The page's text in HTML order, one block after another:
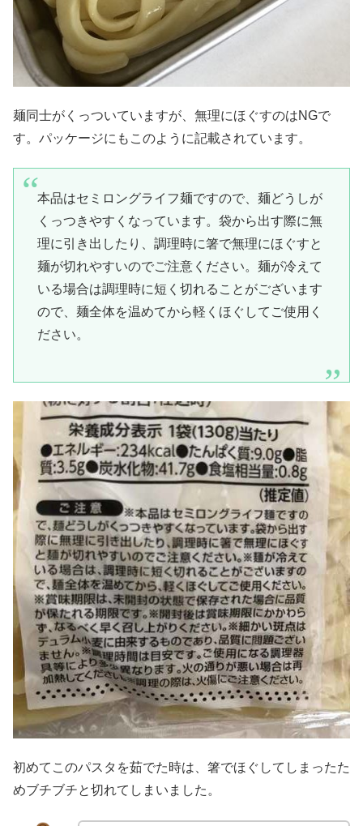
麺同士がくっついていますが、無理にほぐすのはNGで
す。パッケージにもこのように記載されています。
本品はセミロングライフ麺ですので、麺どうしが
くっつきやすくなっています。袋から出す際に無
理に引き出したり、調理時に箸で無理にほぐすと
麺が切れやすいのでご注意ください。麺が冷えて
いる場合は調理時に短く切れることがございます
ので、麺全体を温めてから軽くほぐしてご使用く
ださい。
初めてこのパスタを茹でた時は、箸でほぐしてしまったた
めブチブチと切れてしまいました。